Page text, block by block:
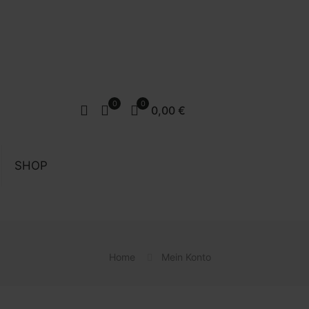
SHOP
0 0 0,00 €
Home Mein Konto